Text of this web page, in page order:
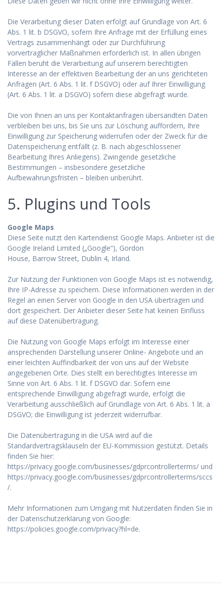
Die Verarbeitung dieser Daten erfolgt auf Grundlage von Art. 6
Abs. 1 lit. b DSGVO, sofern Ihre Anfrage mit der Erfüllung eines
Vertrags zusammenhängt oder zur Durchführung
vorvertraglicher Maßnahmen erforderlich ist. In allen übrigen
Fällen beruht die Verarbeitung auf unserem berechtigten
Interesse an der effektiven Bearbeitung der an uns gerichteten
Anfragen (Art. 6 Abs. 1 lit. f DSGVO) oder auf Ihrer Einwilligung
(Art. 6 Abs. 1 lit. a DSGVO) sofern diese abgefragt wurde.
Die von Ihnen an uns per Kontaktanfragen übersandten Daten
verbleiben bei uns, bis Sie uns zur Löschung auffordern, Ihre
Einwilligung zur Speicherung widerrufen oder der Zweck für die
Datenspeicherung entfällt (z. B. nach abgeschlossener
Bearbeitung Ihres Anliegens). Zwingende gesetzliche
Bestimmungen – insbesondere gesetzliche
Aufbewahrungsfristen – bleiben unberührt.
5. Plugins und Tools
Google Maps
Diese Seite nutzt den Kartendienst Google Maps. Anbieter ist die
Google Ireland Limited („Google“), Gordon
House, Barrow Street, Dublin 4, Irland.
Zur Nutzung der Funktionen von Google Maps ist es notwendig,
Ihre IP-Adresse zu speichern. Diese Informationen werden in der
Regel an einen Server von Google in den USA übertragen und
dort gespeichert. Der Anbieter dieser Seite hat keinen Einfluss
auf diese Datenübertragung.
Die Nutzung von Google Maps erfolgt im Interesse einer
ansprechenden Darstellung unserer Online- Angebote und an
einer leichten Auffindbarkeit der von uns auf der Website
angegebenen Orte. Dies stellt ein berechtigtes Interesse im
Sinne von Art. 6 Abs. 1 lit. f DSGVO dar. Sofern eine
entsprechende Einwilligung abgefragt wurde, erfolgt die
Verarbeitung ausschließlich auf Grundlage von Art. 6 Abs. 1 lit. a
DSGVO; die Einwilligung ist jederzeit widerrufbar.
Die Datenübertragung in die USA wird auf die
Standardvertragsklauseln der EU-Kommission gestützt. Details
finden Sie hier:
https://privacy.google.com/businesses/gdprcontrollerterms/ und
https://privacy.google.com/businesses/gdprcontrollerterms/sccs
/.
Mehr Informationen zum Umgang mit Nutzerdaten finden Sie in
der Datenschutzerklärung von Google:
https://policies.google.com/privacy?hl=de.